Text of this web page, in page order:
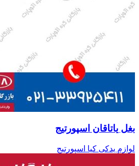
بغل یاتاقان اسپورتیج
لوازم یدکی کیا اسپورتیج